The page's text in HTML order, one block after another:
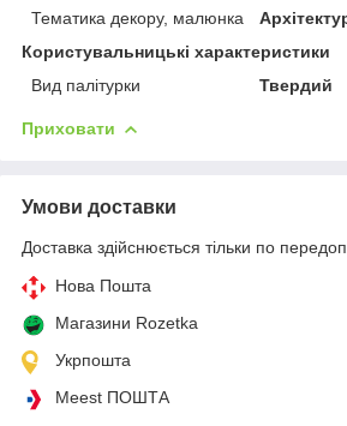
Тематика декору, малюнка
Користувальницькі характеристики
Вид палітурки
Твердий
Приховати
Умови доставки
Доставка здійснюється тільки по
Нова Пошта
Магазини Rozetka
Укрпошта
Meest ПОШТА